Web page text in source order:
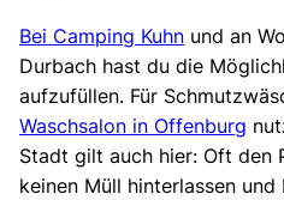
Bei Camping Kuhn und an
Durbach hast du die
aufzufüllen. Für
Waschsalon in Offenburg
Stadt gilt auch hier: Oft den
keinen Müll hinterlassen und